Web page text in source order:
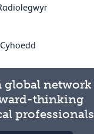
global network
thinking
professionals